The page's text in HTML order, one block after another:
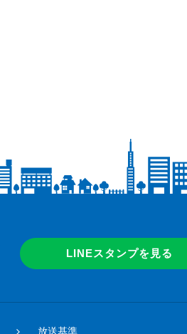
LINEスタンプを見る
放送基準